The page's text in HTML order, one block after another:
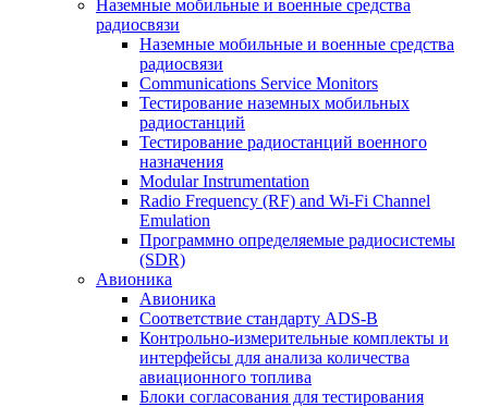
Наземные мобильные и военные средства
радиосвязи
Наземные мобильные и военные средства
радиосвязи
Communications Service Monitors
Тестирование наземных мобильных
радиостанций
Тестирование радиостанций военного
назначения
Modular Instrumentation
Radio Frequency (RF) and Wi-Fi Channel
Emulation
Программно определяемые радиосистемы
(SDR)
Авионика
Авионика
Соответствие стандарту ADS-B
Контрольно-измерительные комплекты и
интерфейсы для анализа количества
авиационного топлива
Блоки согласования для тестирования